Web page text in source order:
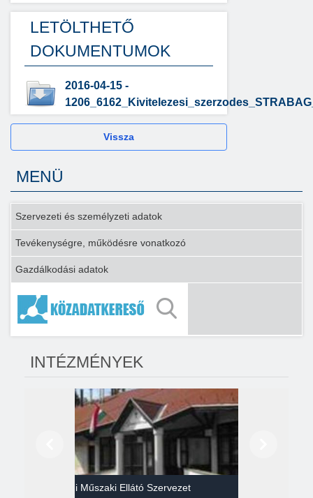
LETÖLTHETŐ
DOKUMENTUMOK
2016-04-15 -
Vissza
MENÜ
Szervezeti és személyzeti adatok
Tevékenységre, működésre vonatkozó
Gazdálkodási adatok
INTÉZMÉNYEK
Gazdasági Műszaki Ellátó Szervezet